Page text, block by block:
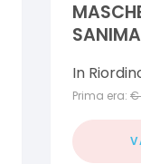
In
Prima era: €